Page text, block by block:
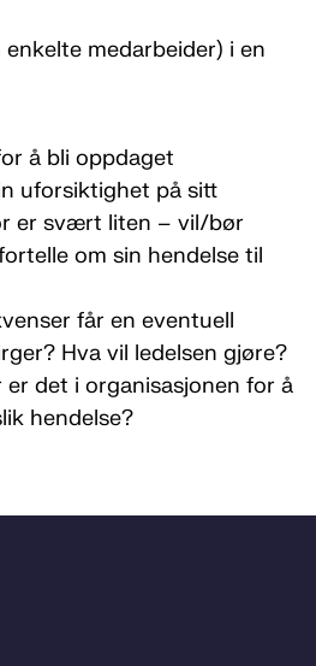
medarbeider) i en
å bli oppdaget
uforsiktighet på sitt
er svært liten – vil/bør
om sin hendelse til
får en eventuell
Hva vil ledelsen gjøre?
det i organisasjonen for å
hendelse?